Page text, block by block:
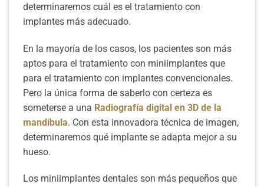
determinaremos cuál es el tratamiento con
implantes más adecuado.
En la mayoría de los casos, los pacientes son más
aptos para el tratamiento con miniimplantes que
para el tratamiento con implantes convencionales.
Pero la única forma de saberlo con certeza es
someterse a una Radiografía digital en 3D de la
mandíbula. Con esta innovadora técnica de imagen,
determinaremos qué implante se adapta mejor a su
hueso.
Los miniimplantes dentales son más pequeños que